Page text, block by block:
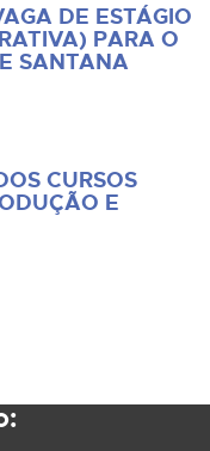
DE ESTÁGIO
PARA O
SANTANA
CURSOS
E